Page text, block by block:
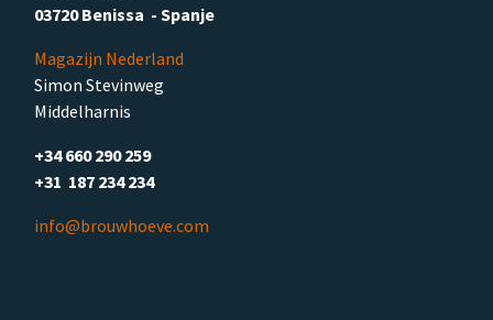
03720 Benissa - Spanje
Magazijn Nederland
Simon Stevinweg
Middelharnis
+34 660 290 259
+31 187 234 234
info@brouwhoeve.com